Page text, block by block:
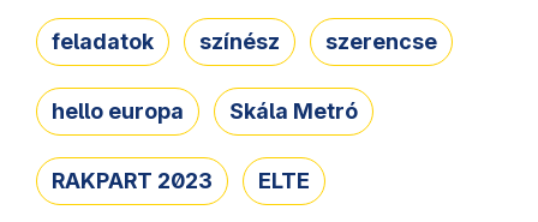
feladatok színész szerencse
hello europa Skála Metró
RAKPART 2023 ELTE